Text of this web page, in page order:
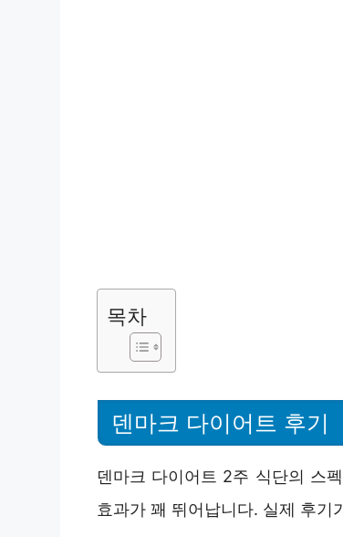
목차
덴마크 다이어트 후기
덴마크 다이어트 2주 식단의 스
효과가 꽤 뛰어납니다. 실제 후기